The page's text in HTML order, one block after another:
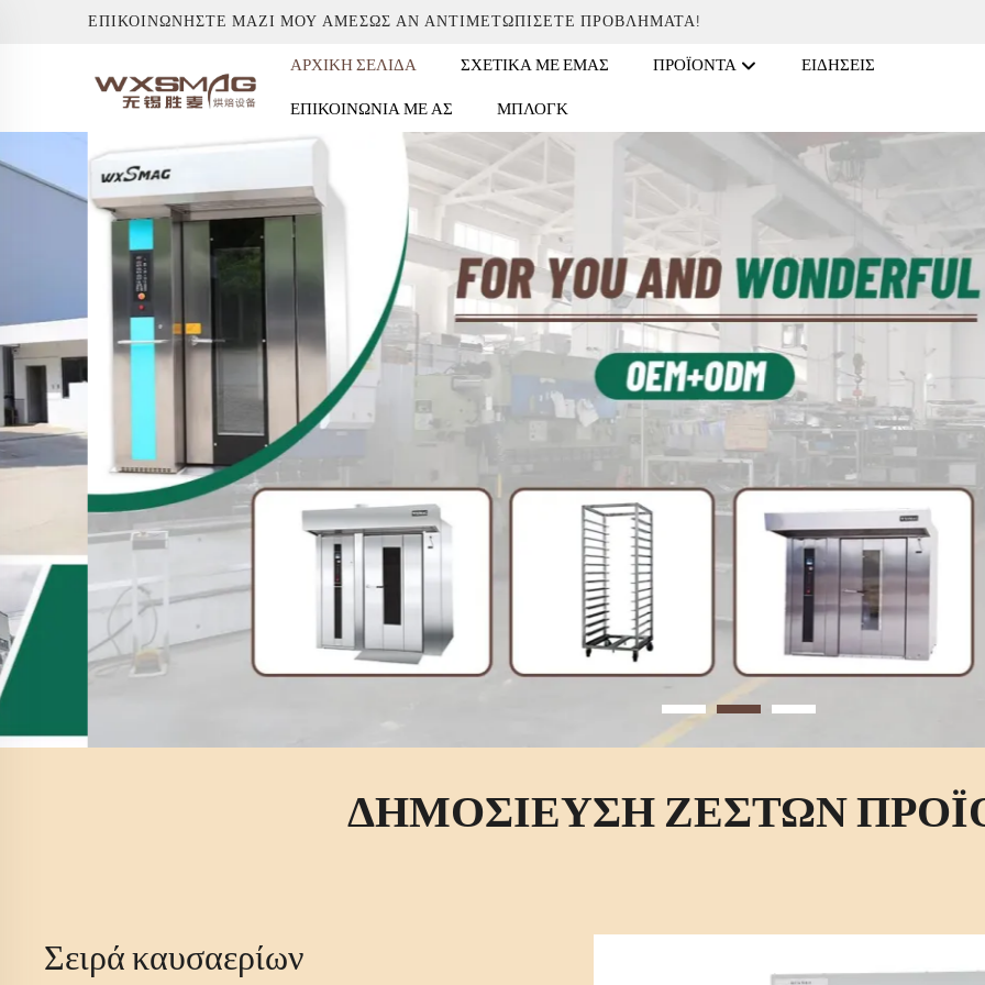
ΕΠΙΚΟΙΝΩΝΉΣΤΕ ΜΑΖΊ ΜΟΥ ΑΜΈΣΩΣ ΑΝ ΑΝΤΙΜΕΤΩΠΊΣΕΤΕ ΠΡΟΒΛΉΜΑΤΑ!
ΑΡΧΙΚΉ ΣΕΛΊΔΑ ΣΧΕΤΙΚΆ ΜΕ ΕΜΆΣ ΠΡΟΪΌΝΤΑ ΕΙΔΉΣΕΙΣ
ΕΠΙΚΟΙΝΩΝΊΑ ΜΕ ΑΣ ΜΠΛΟΓΚ
ΔΗΜΟΣΙΕΥΣΗ ΖΕΣΤΩΝ
Φούρνος καταστρώματος